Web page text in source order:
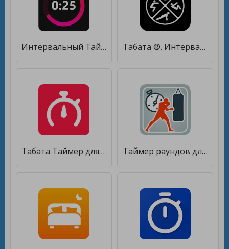
Интервальный Таймер: Табата [Полная версия] Табата ®. Интервальный таймер [Полная версия]
Табата Таймер для тренировок [Полная версия] Таймер раундов для бокса [Unlocked]